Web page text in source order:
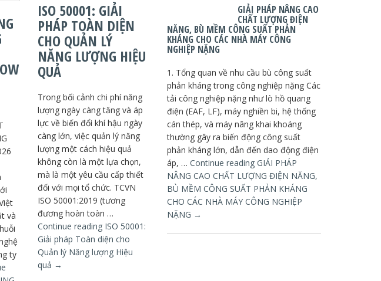
và
ty
ISO 50001: GIẢI
PHÁP TOÀN DIỆN
CHO QUẢN LÝ
NĂNG LƯỢNG HIỆU
QUẢ
Trong bối cảnh chi phí năng
lượng ngày càng tăng và áp
lực về biến đổi khí hậu ngày
càng lớn, việc quản lý năng
lượng một cách hiệu quả
không còn là một lựa chọn,
mà là một yêu cầu cấp thiết
đối với mọi tổ chức. TCVN
ISO 50001:2019 (tương
đương hoàn toàn …
Continue reading ISO 50001:
Giải pháp Toàn diện cho
Quản lý Năng lượng Hiệu
quả →
GIẢI PHÁP NÂNG CAO
CHẤT LƯỢNG ĐIỆN
NĂNG, BÙ MỀM CÔNG SUẤT PHẢN
KHÁNG CHO CÁC NHÀ MÁY CÔNG
NGHIỆP NẶNG
1. Tổng quan về nhu cầu bù công suất
phản kháng trong công nghiệp nặng Các
tải công nghiệp nặng như lò hồ quang
điện (EAF, LF), máy nghiền bi, hệ thống
cán thép, và máy nâng khai khoáng
thường gây ra biến động công suất
phản kháng lớn, dẫn đến dao động điện
áp, … Continue reading GIẢI PHÁP
NÂNG CAO CHẤT LƯỢNG ĐIỆN NĂNG,
BÙ MỀM CÔNG SUẤT PHẢN KHÁNG
CHO CÁC NHÀ MÁY CÔNG NGHIỆP
NẶNG →